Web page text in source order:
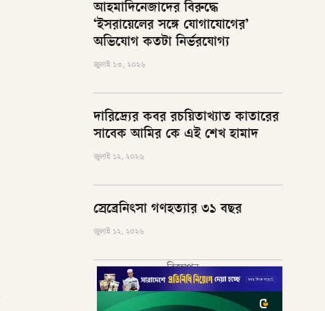
আহমাদিনেজাদের বিরুদ্ধে
‘ইসরায়েলের সঙ্গে যোগাযোগের’
অভিযোগ কতটা নির্ভরযোগ্য
জুলাই ১৩, ২০২৬
দারিদ্র্যের কবর রচয়িতাখ্যাত কাতারের
সাবেক আমির কে এই শেখ হামাদ
জুলাই ১২, ২০২৬
স্রেব্রেনিৎসা গণহত্যার ৩১ বছর
জুলাই ১২, ২০২৬
বিজ্ঞাপন